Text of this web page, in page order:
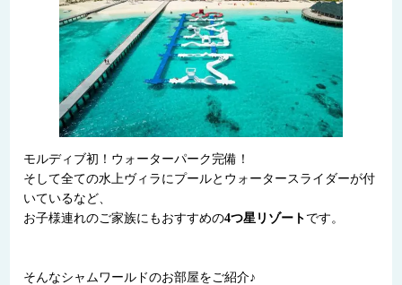
モルディブ初！ウォーターパーク完備！
そして全ての水上ヴィラにプールとウォータースライダーが付
いているなど、
お子様連れのご家族にもおすすめの4つ星リゾート です。
そんなシャムワールドのお部屋をご紹介♪